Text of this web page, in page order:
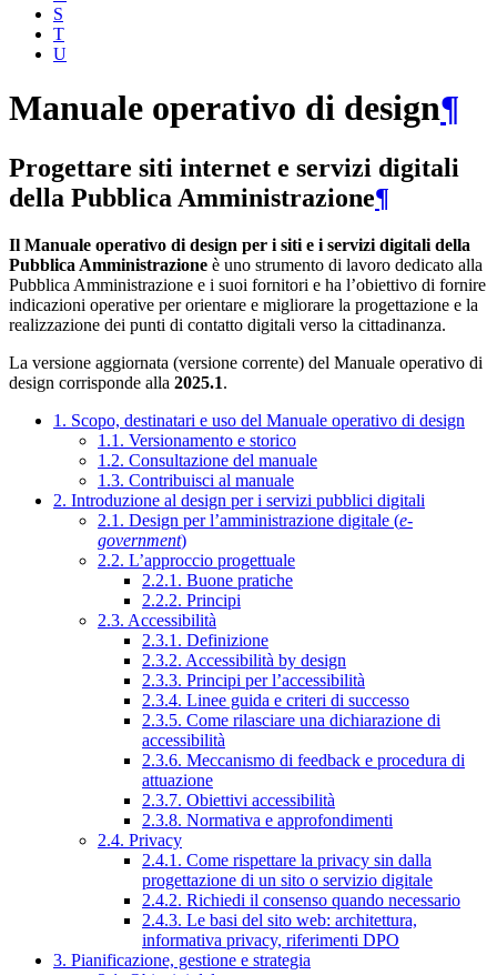
S
T
U
Manuale operativo di design¶
Progettare siti internet e servizi digitali
della Pubblica Amministrazione¶
Il Manuale operativo di design per i siti e i servizi digitali della
Pubblica Amministrazione è uno strumento di lavoro dedicato alla
Pubblica Amministrazione e i suoi fornitori e ha l’obiettivo di fornire
indicazioni operative per orientare e migliorare la progettazione e la
realizzazione dei punti di contatto digitali verso la cittadinanza.
La versione aggiornata (versione corrente) del Manuale operativo di
design corrisponde alla 2025.1.
1. Scopo, destinatari e uso del Manuale operativo di design
1.1. Versionamento e storico
1.2. Consultazione del manuale
1.3. Contribuisci al manuale
2. Introduzione al design per i servizi pubblici digitali
2.1. Design per l’amministrazione digitale (e-
government)
2.2. L’approccio progettuale
2.2.1. Buone pratiche
2.2.2. Principi
2.3. Accessibilità
2.3.1. Definizione
2.3.2. Accessibilità by design
2.3.3. Principi per l’accessibilità
2.3.4. Linee guida e criteri di successo
2.3.5. Come rilasciare una dichiarazione di
accessibilità
2.3.6. Meccanismo di feedback e procedura di
attuazione
2.3.7. Obiettivi accessibilità
2.3.8. Normativa e approfondimenti
2.4. Privacy
2.4.1. Come rispettare la privacy sin dalla
progettazione di un sito o servizio digitale
2.4.2. Richiedi il consenso quando necessario
2.4.3. Le basi del sito web: architettura,
informativa privacy, riferimenti DPO
3. Pianificazione, gestione e strategia